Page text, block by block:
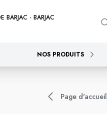
BARJAC - BARJAC
NOS PRODUITS
Page d'accueil